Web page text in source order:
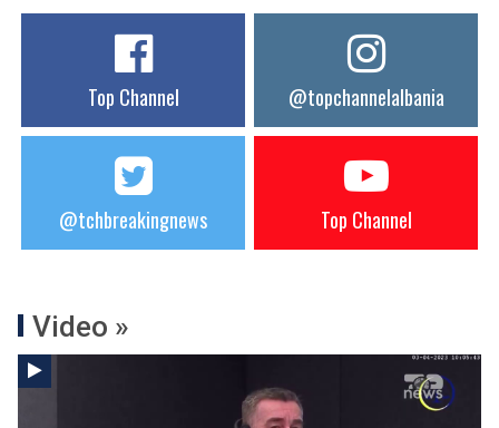
Top Channel @topchannelalbania
@tchbreakingnews Top Channel
Video »